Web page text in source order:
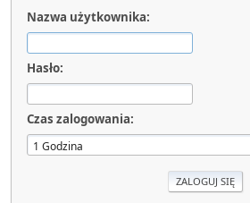
Nazwa użytkownika:
Hasło:
Czas zalogowania: